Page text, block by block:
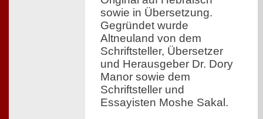
sowie in Übersetzung.
Gegründet wurde
Altneuland von dem
Schriftsteller, Übersetzer
und Herausgeber Dr. Dory
Manor sowie dem
Schriftsteller und
Essayisten Moshe Sakal.